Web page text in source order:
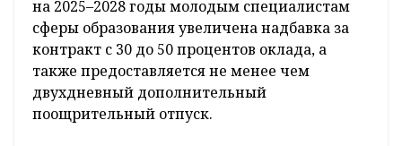
на 2025–2028 годы молодым специалистам
сферы образования увеличена надбавка за
контракт с 30 до 50 процентов оклада, а
также предоставляется не менее чем
двухдневный дополнительный
поощрительный отпуск.